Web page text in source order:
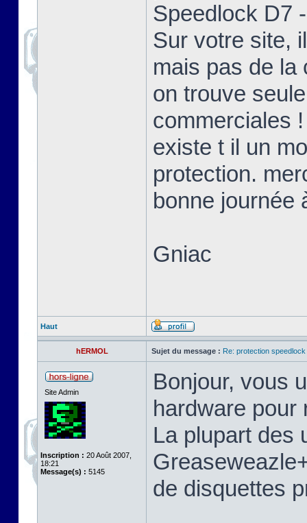
Speedlock D7
Sur votre site,
mais pas de la
on trouve
commerciales !
existe t il un
protection.
bonne journée
Gniac
Haut
hERMOL Sujet du message : Re: protection
Site Admin
Inscription : 20 Août 2007,
18:21
Message(s) : 5145
Bonjour, vous
hardware pour
La plupart des
de disquettes